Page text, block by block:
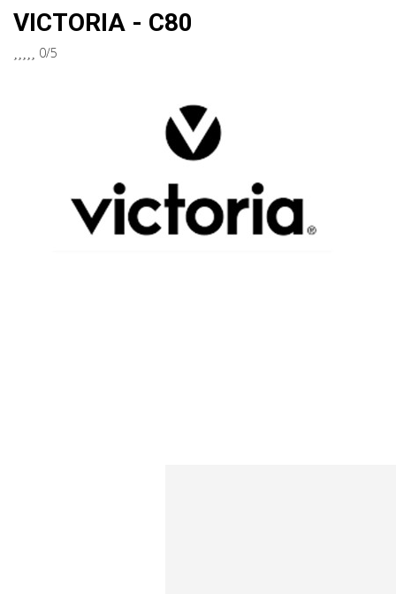
VICTORIA - C80
0/5